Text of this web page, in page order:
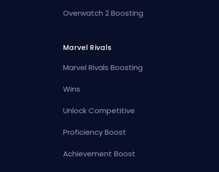
Overwatch 2 Boosting
Marvel Rivals
Marvel Rivals Boosting
Wins
Unlock Competitive
Proficiency Boost
Achievement Boost